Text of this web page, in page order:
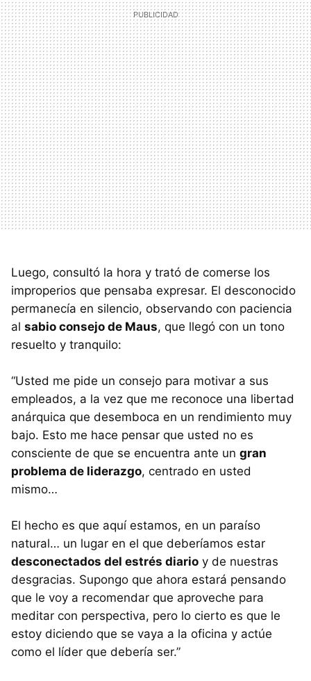
Luego, consultó la hora y trató de comerse los
improperios que pensaba expresar. El desconocido
permanecía en silencio, observando con paciencia
al sabio consejo de Maus, que llegó con un tono
resuelto y tranquilo:
“Usted me pide un consejo para motivar a sus
empleados, a la vez que me reconoce una libertad
anárquica que desemboca en un rendimiento muy
bajo. Esto me hace pensar que usted no es
consciente de que se encuentra ante un gran
problema de liderazgo, centrado en usted
mismo…
El hecho es que aquí estamos, en un paraíso
natural… un lugar en el que deberíamos estar
desconectados del estrés diario y de nuestras
desgracias. Supongo que ahora estará pensando
que le voy a recomendar que aproveche para
meditar con perspectiva, pero lo cierto es que le
estoy diciendo que se vaya a la oficina y actúe
como el líder que debería ser.”